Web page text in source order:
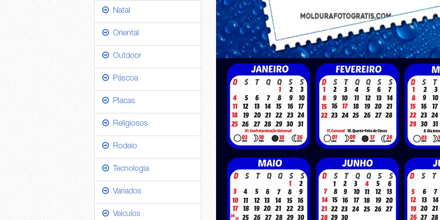
Natal
Oriental
Outdoor
Páscoa
Placas
Religiosos
Rodeio
Tecnologia
Variados
Veículos